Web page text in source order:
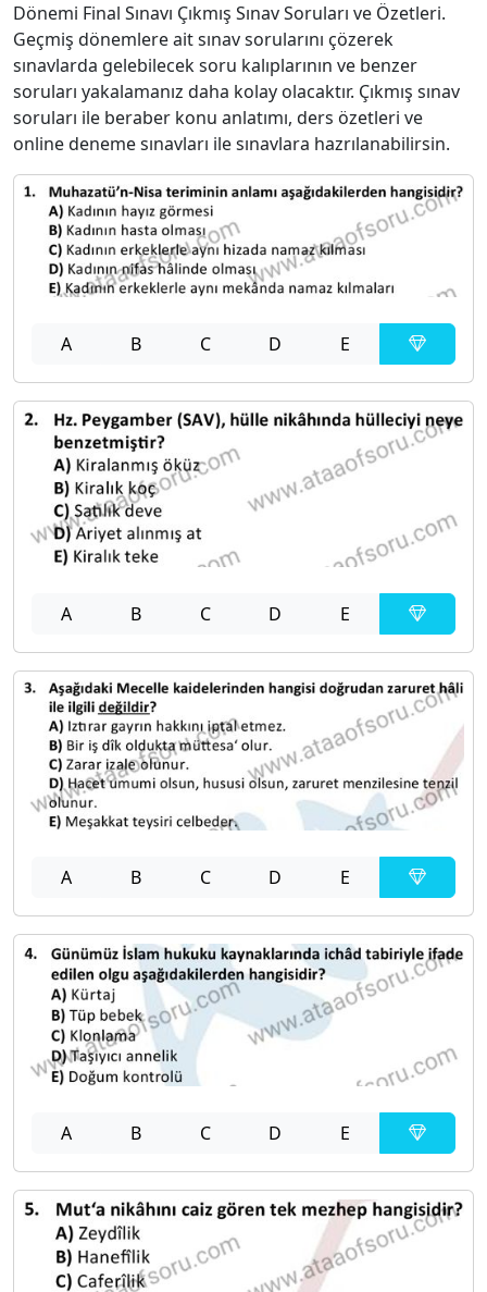
Dönemi Final Sınavı Çıkmış Sınav Soruları ve Özetleri.
Geçmiş dönemlere ait sınav sorularını çözerek
sınavlarda gelebilecek soru kalıplarının ve benzer
soruları yakalamanız daha kolay olacaktır. Çıkmış sınav
soruları ile beraber konu anlatımı, ders özetleri ve
online deneme sınavları ile sınavlara hazrılanabilirsin.
A B C D E
A B C D E
A B C D E
A B C D E